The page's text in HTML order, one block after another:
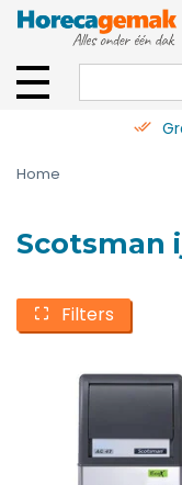
Home
Scotsman
Filters